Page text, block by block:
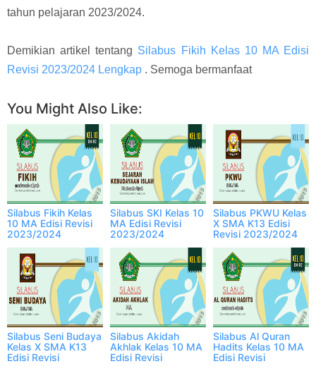
tahun pelajaran 2023/2024.
Demikian artikel tentang Silabus Fikih Kelas 10 MA Edisi
Revisi 2023/2024 Lengkap . Semoga bermanfaat
You Might Also Like:
Silabus Fikih Kelas
10 MA Edisi Revisi
2023/2024
Silabus SKI Kelas 10
MA Edisi Revisi
2023/2024
Silabus PKWU Kelas
X SMA K13 Edisi
Revisi 2023/2024
Silabus Seni Budaya
Kelas X SMA K13
Edisi Revisi
Silabus Akidah
Akhlak Kelas 10 MA
Edisi Revisi
Silabus Al Quran
Hadits Kelas 10 MA
Edisi Revisi